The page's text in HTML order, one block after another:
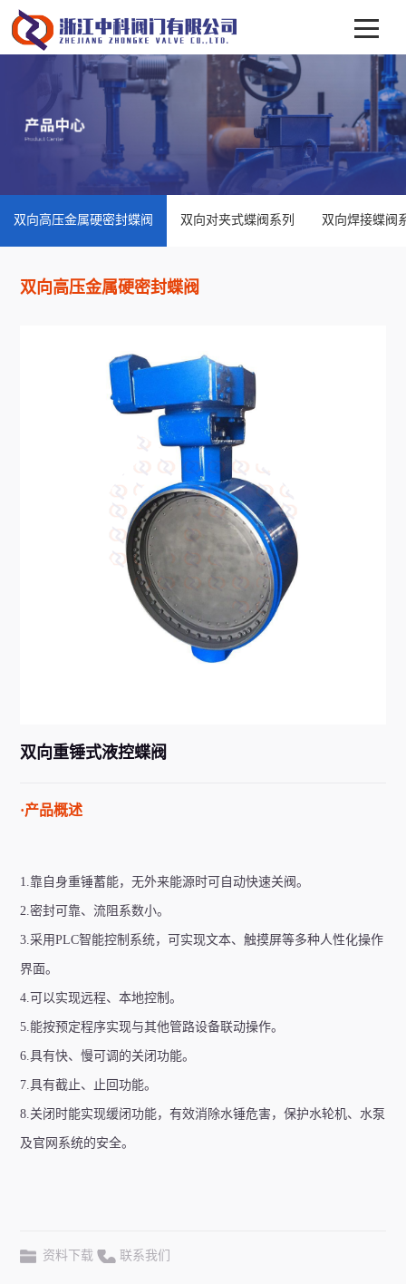
双向高压金属硬密封蝶阀 双向对夹式蝶阀系列 双向焊接蝶阀
双向高压金属硬密封蝶阀
双向重锤式液控蝶阀
·产品概述
1.靠自身重锤蓄能，无外来能源时可自动快速关阀。
2.密封可靠、流阻系数小。
3.采用PLC智能控制系统，可实现文本、触摸屏等多种人性化操作
界面。
4.可以实现远程、本地控制。
5.能按预定程序实现与其他管路设备联动操作。
6.具有快、慢可调的关闭功能。
7.具有截止、止回功能。
8.关闭时能实现缓闭功能，有效消除水锤危害，保护水轮机、水泵
及官网系统的安全。
资料下载 联系我们